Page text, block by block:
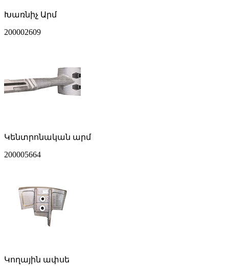
Խառնիչ Արմ
200002609
Կենտրոնական արմ
200005664
Կողային ափսե